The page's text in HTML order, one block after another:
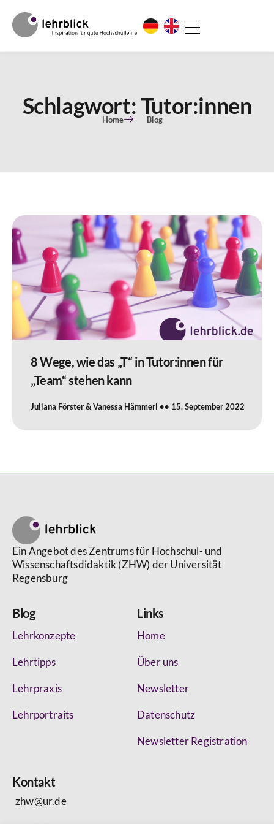
Schlagwort: Tutor:innen
Home Blog
8 Wege, wie das „T“ in Tutor:innen für
„Team“ stehen kann
Juliana Förster & Vanessa Hämmerl 15. September 2022
Ein Angebot des Zentrums für Hochschul- und
Wissenschaftsdidaktik (ZHW) der Universität
Regensburg
Blog
Lehrkonzepte
Lehrtipps
Lehrpraxis
Lehrportraits
Links
Home
Über uns
Newsletter
Datenschutz
Newsletter Registration
Kontakt
zhw@ur.de